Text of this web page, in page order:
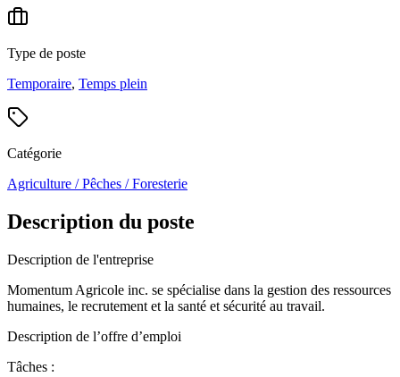
Type de poste
Temporaire, Temps plein
Catégorie
Agriculture / Pêches / Foresterie
Description du poste
Description de l'entreprise
Momentum Agricole inc. se spécialise dans la gestion des ressources
humaines, le recrutement et la santé et sécurité au travail.
Description de l’offre d’emploi
Tâches :